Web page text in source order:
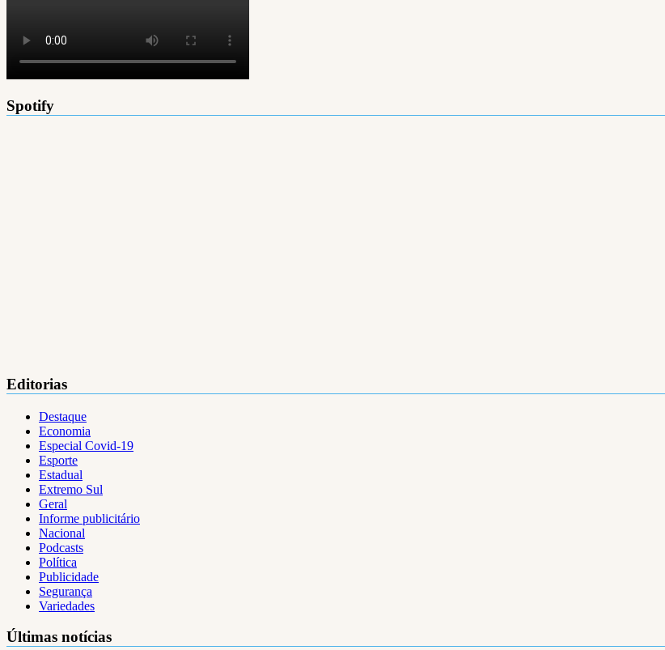
Spotify
Editorias
Destaque
Economia
Especial Covid-19
Esporte
Estadual
Extremo Sul
Geral
Informe publicitário
Nacional
Podcasts
Política
Publicidade
Segurança
Variedades
Últimas notícias